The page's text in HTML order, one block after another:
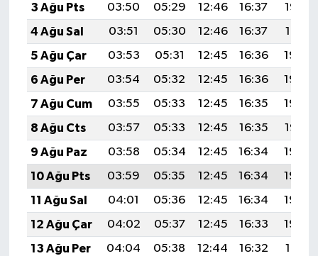
3 Ağu Pts
03:50 05:29 12:46 16:37
19:52
4 Ağu Sal
03:51 05:30 12:46 16:37
19:51
5 Ağu Çar
03:53 05:31 12:45 16:36
19:50
6 Ağu Per
03:54 05:32 12:45 16:36
19:49
7 Ağu Cum
03:55 05:33 12:45 16:35
19:48
8 Ağu Cts
03:57 05:33 12:45 16:35
19:47
9 Ağu Paz
03:58 05:34 12:45 16:34
19:46
10 Ağu Pts
03:59 05:35 12:45 16:34
19:44
11 Ağu Sal
04:01 05:36 12:45 16:34
19:43
12 Ağu Çar
04:02 05:37 12:45 16:33
19:42
13 Ağu Per
04:04 05:38 12:44 16:32
19:41